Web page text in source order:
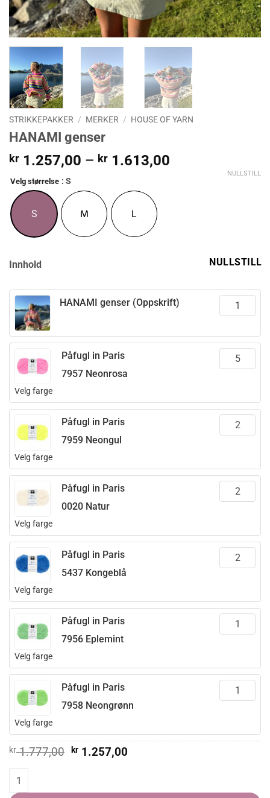
STRIKKEPAKKER / MERKER / HOUSE OF YARN
HANAMI genser
kr 1.257,00 – kr 1.613,00
kr 1.257,00
Velg størrelse : S
S M L
NULLSTILL
Innhold NULLSTILL
HANAMI genser (Oppskrift)
Velg farge
Påfugl in Paris
7957 Neonrosa
Velg farge
Påfugl in Paris
7959 Neongul
Velg farge
Påfugl in Paris
0020 Natur
Velg farge
Påfugl in Paris
5437 Kongeblå
Velg farge
Påfugl in Paris
7956 Eplemint
Velg farge
Påfugl in Paris
7958 Neongrønn
kr1.777,00 Opprinnelig
kr1.257,00Nåværende
HANAMI genser quantity